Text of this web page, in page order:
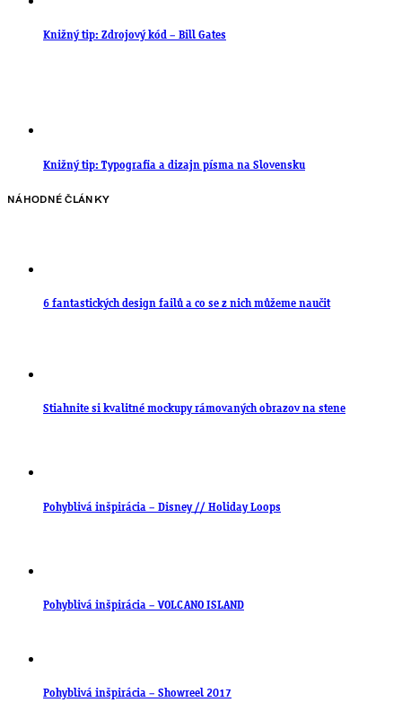
Knižný tip: Zdrojový kód – Bill Gates
Knižný tip: Typografia a dizajn písma na Slovensku
NÁHODNÉ ČLÁNKY
6 fantastických design failů a co se z nich můžeme naučit
Stiahnite si kvalitné mockupy rámovaných obrazov na stene
Pohyblivá inšpirácia – Disney // Holiday Loops
Pohyblivá inšpirácia – VOLCANO ISLAND
Pohyblivá inšpirácia – Showreel 2017